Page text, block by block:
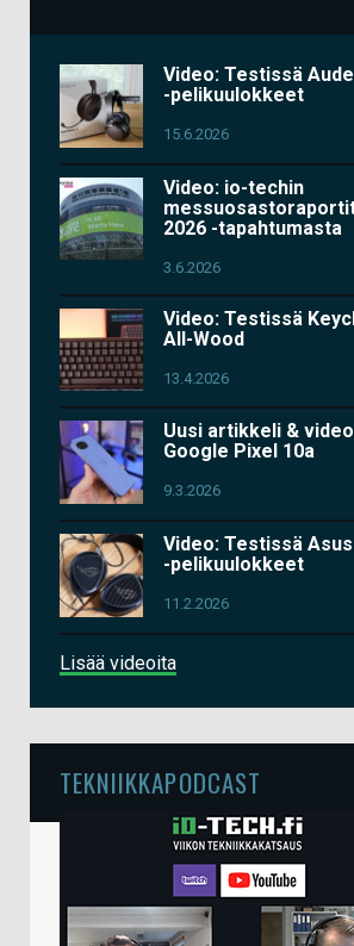
Video: Testissä
-pelikuulokkeet
15.6.2026
Video: io-techin
2026 -tapahtumasta
3.6.2026
Video: Testissä
All-Wood
13.4.2026
Uusi artikkeli &
Google Pixel 10a
9.3.2026
Video: Testissä Asus
-pelikuulokkeet
11.2.2026
Lisää videoita
TEKNIIKKAPODCAST